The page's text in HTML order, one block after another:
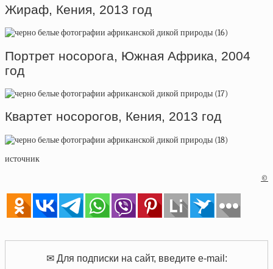
Жираф, Кения, 2013 год
Портрет носорога, Южная Африка, 2004
год
Квартет носорогов, Кения, 2013 год
источник
©
✉ Для подписки на сайт, введите e-mail: